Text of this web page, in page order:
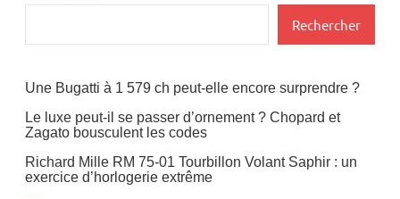
Rechercher
Une Bugatti à 1 579 ch peut-elle encore surprendre ?
Le luxe peut-il se passer d’ornement ? Chopard et
Zagato bousculent les codes
Richard Mille RM 75-01 Tourbillon Volant Saphir : un
exercice d’horlogerie extrême